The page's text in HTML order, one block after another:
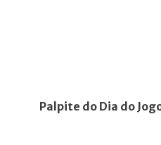
Palpite do Dia do